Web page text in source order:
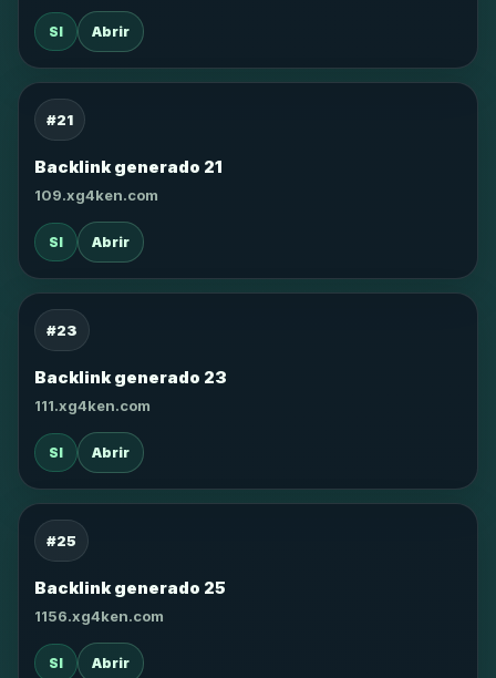
SI Abrir
#21
Backlink generado 21
109.xg4ken.com
SI Abrir
#23
Backlink generado 23
111.xg4ken.com
SI Abrir
#25
Backlink generado 25
1156.xg4ken.com
SI Abrir